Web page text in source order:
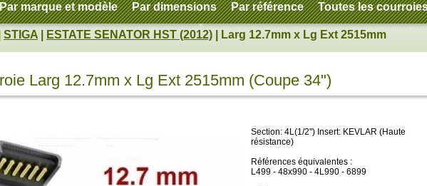
Par marque et modèle Par dimensions Par référence Toutes les
STIGA ESTATE SENATOR HST (2012) | Larg 12.7mm x Lg Ext 2515mm
Larg 12.7mm x Lg Ext 2515mm (Coupe 34")
Section: 4L(1/2") Insert: KEVLAR (Haute
résistance)
Références équivalentes :
L499 - 48x990 - 4L990 - 6899